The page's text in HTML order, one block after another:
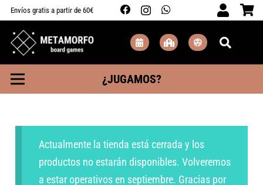
Envíos gratis a partir de 60€
¿JUGAMOS?
Actualmente la tienda está cerrada y los
productos no estarán disponibles. Volveremos
a estar operativos en septiembre. Gracias por